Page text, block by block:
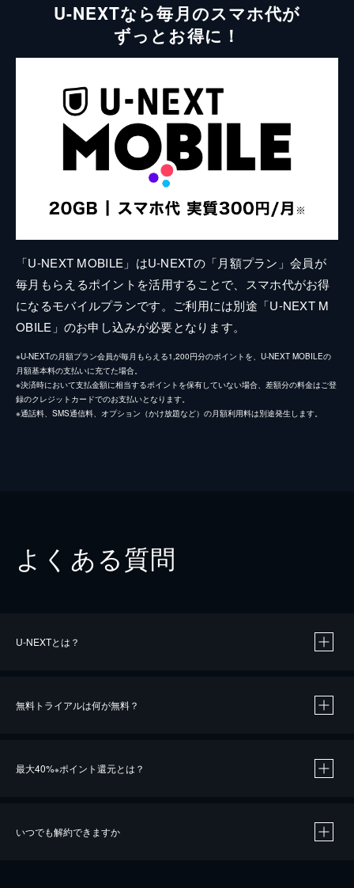
U-NEXTなら毎月のスマホ代が
ずっとお得に！
「U-NEXT MOBILE」はU-NEXTの「月額プラン」会員が
毎月もらえるポイントを活用することで、スマホ代がお得
になるモバイルプランです。ご利用には別途「U-NEXT M
OBILE」のお申し込みが必要となります。
※U-NEXTの月額プラン会員が毎月もらえる1,200円分のポイントを、U-NEXT MOBILEの
月額基本料の支払いに充てた場合。
※決済時において支払金額に相当するポイントを保有していない場合、差額分の料金はご登
録のクレジットカードでのお支払いとなります。
※通話料、SMS通信料、オプション（かけ放題など）の月額利用料は別途発生します。
よくある質問
U-NEXTとは？
無料トライアルは何が無料？
最大40%※ポイント還元とは？
いつでも解約できますか